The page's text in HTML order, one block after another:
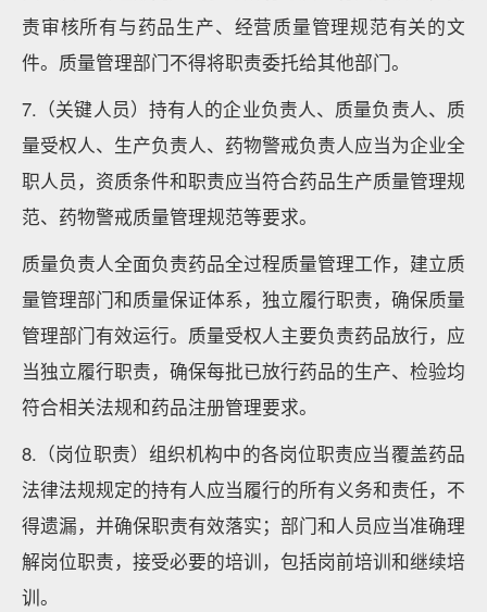
责审核所有与药品生产、经营质量管理规范有关的文
件。质量管理部门不得将职责委托给其他部门。
7.（关键人员）持有人的企业负责人、质量负责人、质
量受权人、生产负责人、药物警戒负责人应当为企业全
职人员，资质条件和职责应当符合药品生产质量管理规
范、药物警戒质量管理规范等要求。
质量负责人全面负责药品全过程质量管理工作，建立质
量管理部门和质量保证体系，独立履行职责，确保质量
管理部门有效运行。质量受权人主要负责药品放行，应
当独立履行职责，确保每批已放行药品的生产、检验均
符合相关法规和药品注册管理要求。
8.（岗位职责）组织机构中的各岗位职责应当覆盖药品
法律法规规定的持有人应当履行的所有义务和责任，不
得遗漏，并确保职责有效落实；部门和人员应当准确理
解岗位职责，接受必要的培训，包括岗前培训和继续培
训。